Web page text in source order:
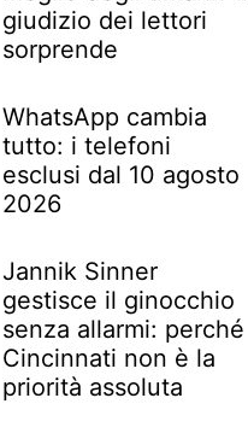
giudizio dei lettori
sorprende
WhatsApp cambia
tutto: i telefoni
esclusi dal 10 agosto
2026
Jannik Sinner
gestisce il ginocchio
senza allarmi: perché
Cincinnati non è la
priorità assoluta